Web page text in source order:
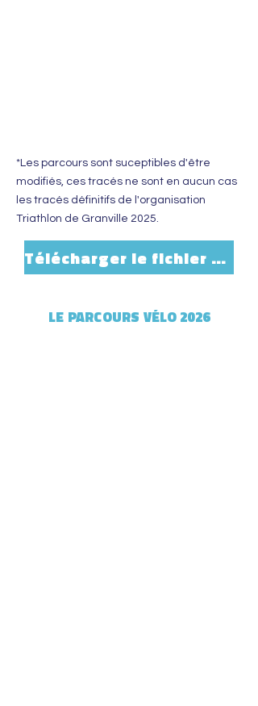
*Les parcours sont suceptibles d'être
modifiés, ces tracés ne sont en aucun cas
les tracés définitifs de l'organisation
Triathlon de Granville 2025.
Télécharger le fichier GPX
LE PARCOURS VÉLO2026